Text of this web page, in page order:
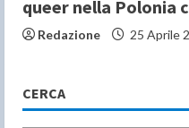
queer nella Polonia
Redazione 25 Aprile
CERCA